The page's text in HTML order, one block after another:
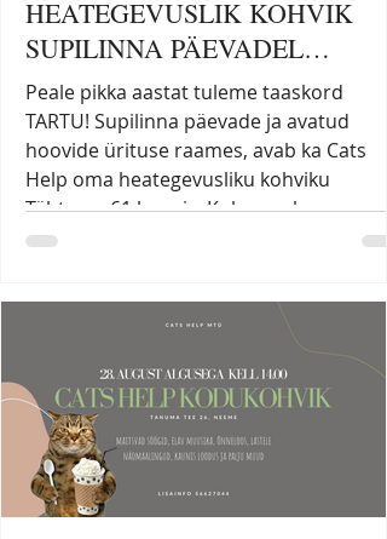
HEATEGEVUSLIK KOHVIK
SUPILINNA PÄEVADEL
26.04.2026 10:30-17:00 ❤️
Peale pikka aastat tuleme taaskord
TARTU! Supilinna päevade ja avatud
hoovide ürituse raames, avab ka Cats
Help oma heategevusliku kohviku
Tähtvere 61 hoovis. Koha peal
valmistavad meie vabatahtlikud
friikartuleid. Loomulikult puudu pole ka
meie meisterpagarite valmistatud
koogikesed. Ootame kõiki 26. aprill meie
hoovikohvikusse külla! Meil saab maksta
nii sularahas kui kaardiga! FACEBOOKI
ÜRITUS, SIIN: